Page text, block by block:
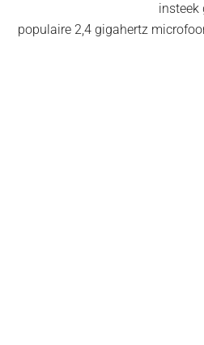
insteek
populaire 2,4 gigahertz